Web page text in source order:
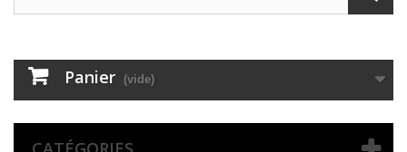
Panier (vide)